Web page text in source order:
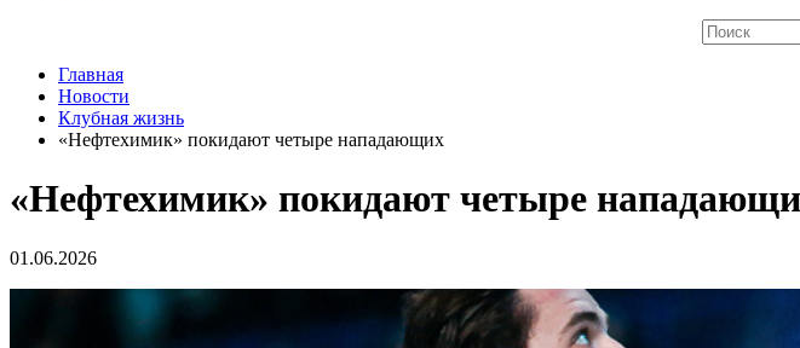
Главная
Новости
Клубная жизнь
«Нефтехимик» покидают четыре нападающих
«Нефтехимик» покидают четыре
01.06.2026